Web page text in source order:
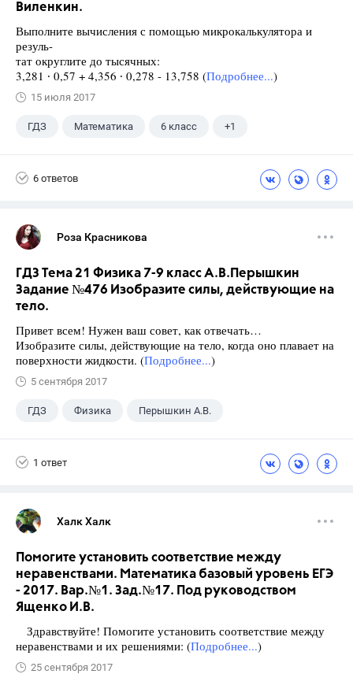
Виленкин.
Выполните вычисления с помощью микрокалькулятора и
резуль-
тат округлите до тысячных:
3,281 ∙ 0,57 + 4,356 ∙ 0,278 - 13,758 (Подробнее...)
15 июля 2017
ГДЗ Математика 6 класс +1
6 ответов
Роза Красникова
ГДЗ Тема 21 Физика 7-9 класс А.В.Перышкин
Задание №476 Изобразите силы, действующие на
тело.
Привет всем! Нужен ваш совет, как отвечать…
Изобразите силы, действующие на тело, когда оно плавает на
поверхности жидкости. (Подробнее...)
5 сентября 2017
ГДЗ Физика Перышкин А.В.
1 ответ
Халк Халк
Помогите установить соответствие между
неравенствами. Математика базовый уровень ЕГЭ
- 2017. Вар.№1. Зад.№17. Под руководством
Ященко И.В.
Здравствуйте! Помогите установить соответствие между
неравенствами и их решениями: (Подробнее...)
25 сентября 2017